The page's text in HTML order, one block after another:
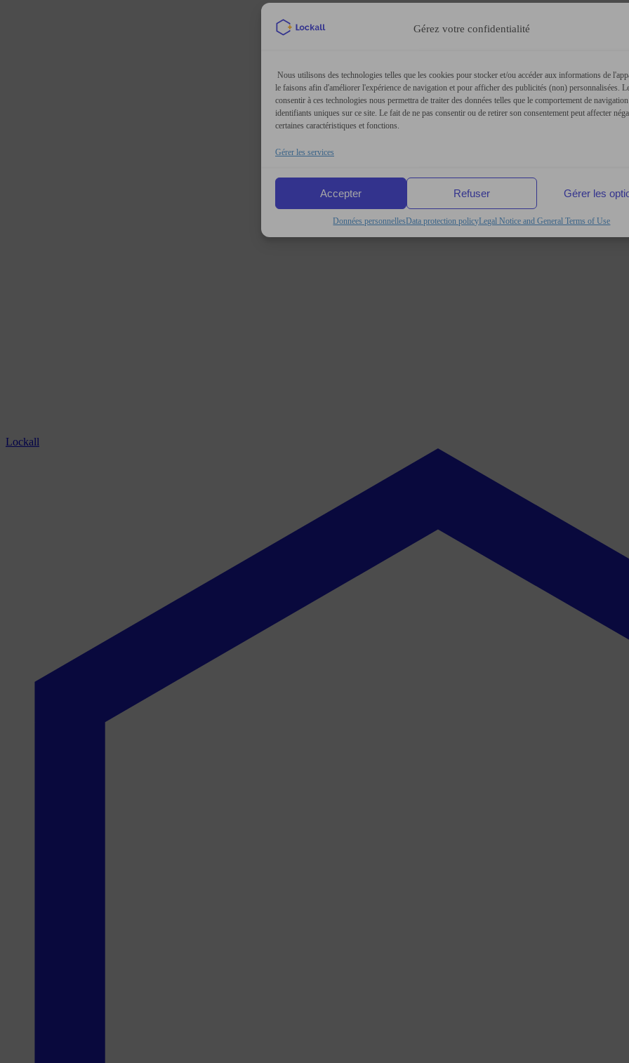
Gérez votre confidentialité
Nous utilisons des technologies telles que les cookies pour stocker et/ou accéder aux informations de
le faisons afin d'améliorer l'expérience de navigation et pour afficher des publicités (non) personnalisées.
consentir à ces technologies nous permettra de traiter des données telles que le comportement de
identifiants uniques sur ce site. Le fait de ne pas consentir ou de retirer son consentement peut affecter
certaines caractéristiques et fonctions.
Gérer les services
Accepter Refuser Gérer les
Données personnellesData protection policyLegal Notice and General Terms of Use
Lockall